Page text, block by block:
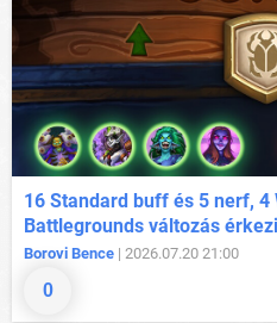
0
16 Standard buff és 5 nerf, 4
Battlegrounds változás
Borovi Bence | 2026.07.20 21:00